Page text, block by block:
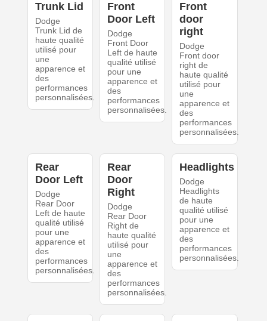
Trunk Lid
Dodge
Trunk Lid de
haute qualité
utilisé pour
une
apparence et
des
performances
personnalisées.
Front
Door Left
Dodge
Front Door
Left de haute
qualité utilisé
pour une
apparence et
des
performances
personnalisées.
Front
door
right
Dodge
Front door
right de
haute qualité
utilisé pour
une
apparence et
des
performances
personnalisées.
Rear
Door Left
Dodge
Rear Door
Left de haute
qualité utilisé
pour une
apparence et
des
performances
personnalisées.
Rear
Door
Right
Dodge
Rear Door
Right de
haute qualité
utilisé pour
une
apparence et
des
performances
personnalisées.
Headlights
Dodge
Headlights
de haute
qualité utilisé
pour une
apparence et
des
performances
personnalisées.